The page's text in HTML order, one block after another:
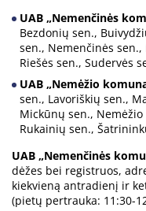
UAB „Nemenčinės
Bezdonių sen.,
sen., Nemenčinės
Riešės sen., Sudervės
UAB „Nemėžio
sen., Lavoriškių sen.,
Mickūnų sen.,
Rukainių sen.,
UAB „Nemenčinės
dėžes bei registruos,
kiekvieną antradienį ir
(pietų pertrauka: 11:30-